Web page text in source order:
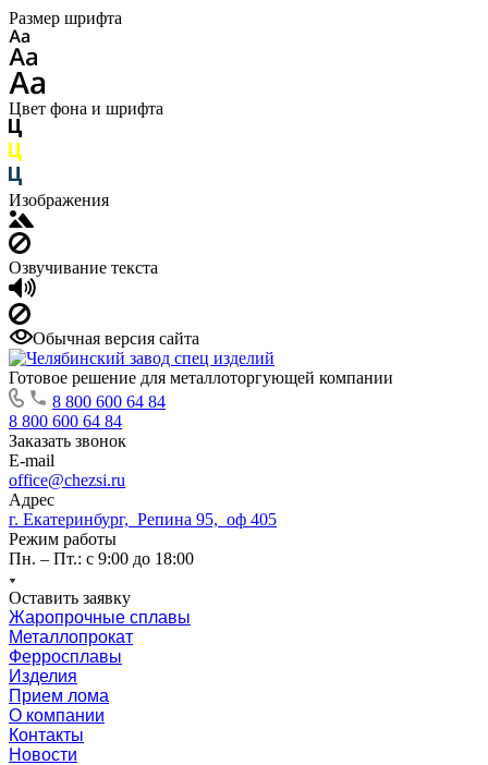
Размер шрифта
Цвет фона и шрифта
Изображения
Озвучивание текста
Обычная версия сайта
Готовое решение для металлоторгующей компании
8 800 600 64 84
8 800 600 64 84
Заказать звонок
E-mail
office@chezsi.ru
Адрес
г. Екатеринбург, Репина 95, оф 405
Режим работы
Пн. – Пт.: с 9:00 до 18:00
Оставить заявку
Жаропрочные сплавы
Металлопрокат
Ферросплавы
Изделия
Прием лома
О компании
Контакты
Новости